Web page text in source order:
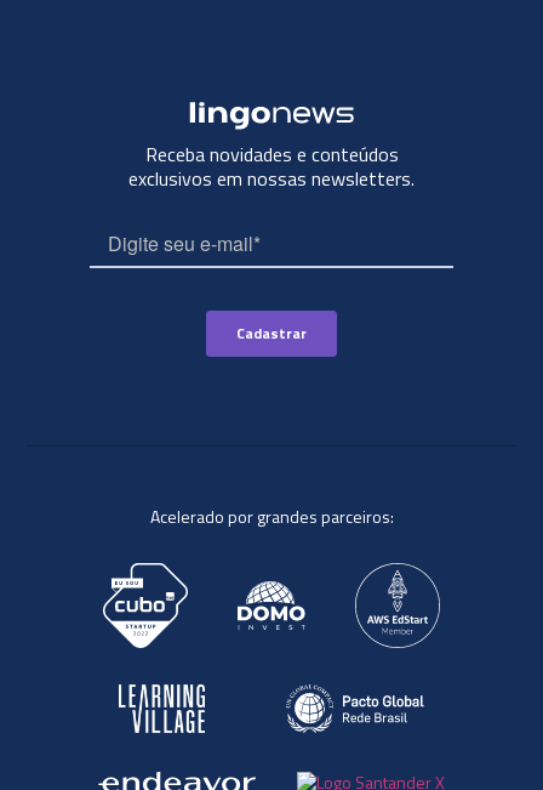
Receba novidades e conteúdos
exclusivos em nossas newsletters.
Acelerado por grandes parceiros: